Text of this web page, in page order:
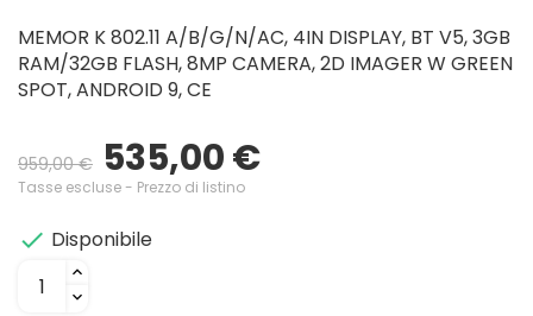
MEMOR K 802.11 A/B/G/N/AC, 4IN DISPLAY, BT V5, 3GB
RAM/32GB FLASH, 8MP CAMERA, 2D IMAGER W GREEN
SPOT, ANDROID 9, CE
959,00 € 535,00 €
Tasse escluse- Prezzo di listino
 Disponibile